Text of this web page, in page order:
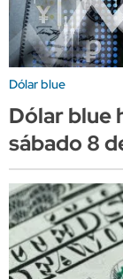
Dólar blue
Dólar blue
sábado 8